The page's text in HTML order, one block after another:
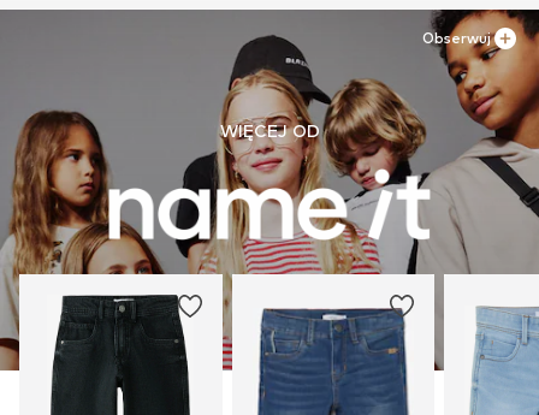
WIĘCEJ OD
Obserwuj